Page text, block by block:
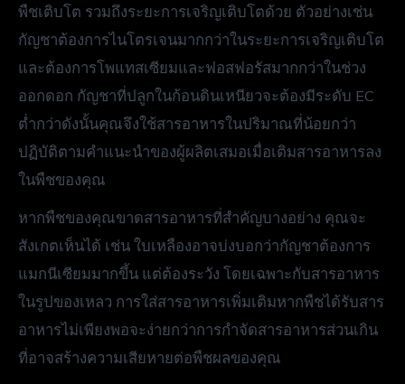
พืชเติบโต รวมถึงระยะการเจริญเติบโตด้วย ตัวอย่างเช่น
กัญชาต้องการไนโตรเจนมากกว่าในระยะการเจริญเติบโต
และต้องการโพแทสเซียมและฟอสฟอรัสมากกว่าในช่วง
ออกดอก กัญชาที่ปลูกในก้อนดินเหนียวจะต้องมีระดับ EC
ต่ำกว่าดังนั้นคุณจึงใช้สารอาหารในปริมาณที่น้อยกว่า
ปฏิบัติตามคำแนะนำของผู้ผลิตเสมอเมื่อเติมสารอาหารลง
ในพืชของคุณ
หากพืชของคุณขาดสารอาหารที่สำคัญบางอย่าง คุณจะ
สังเกตเห็นได้ เช่น ใบเหลืองอาจบ่งบอกว่ากัญชาต้องการ
แมกนีเซียมมากขึ้น แต่ต้องระวัง โดยเฉพาะกับสารอาหาร
ในรูปของเหลว การใส่สารอาหารเพิ่มเติมหากพืชได้รับสาร
อาหารไม่เพียงพอจะง่ายกว่าการกำจัดสารอาหารส่วนเกิน
ที่อาจสร้างความเสียหายต่อพืชผลของคุณ